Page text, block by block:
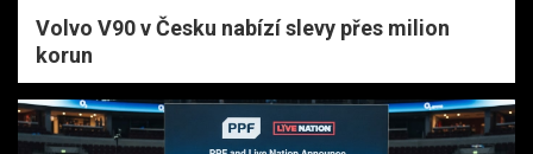
Volvo V90 v Česku nabízí slevy přes milion
korun